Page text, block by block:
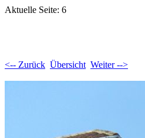
Aktuelle Seite: 6
<-- Zurück Übersicht Weiter -->